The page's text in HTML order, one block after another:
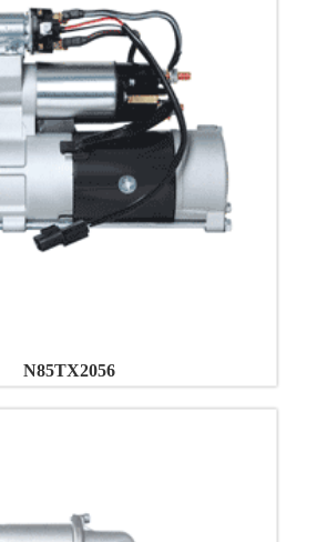
N85TX2056